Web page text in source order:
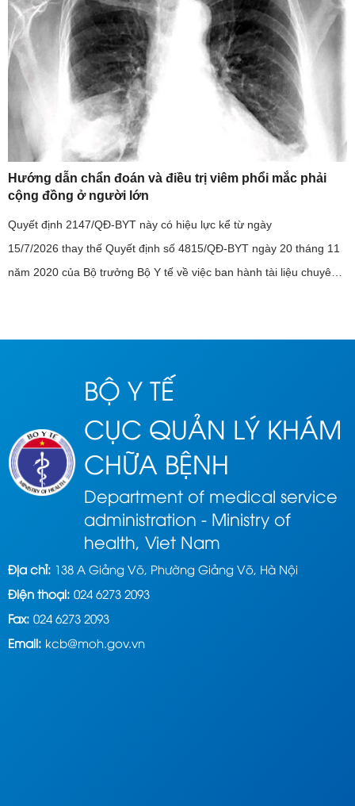
Hướng dẫn chẩn đoán và điều trị viêm phổi mắc phải
cộng đồng ở người lớn
Quyết định 2147/QĐ-BYT này có hiệu lực kể từ ngày
15/7/2026 thay thế Quyết định số 4815/QĐ-BYT ngày 20 tháng 11
năm 2020 của Bộ trưởng Bộ Y tế về việc ban hành tài liệu chuyên
BỘ Y TẾ
CỤC QUẢN LÝ KHÁM
CHỮA BỆNH
Department of medical service
administration - Ministry of
health, Viet Nam
Địa chỉ: 138 A Giảng Võ, Phường Giảng Võ, Hà Nội
Điện thoại: 024 6273 2093
Fax: 024 6273 2093
Email: kcb@moh.gov.vn